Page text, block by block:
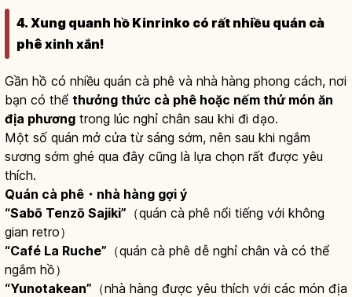
4. Xung quanh hồ Kinrinko có rất nhiều quán cà
phê xinh xắn!
Gần hồ có nhiều quán cà phê và nhà hàng phong cách, nơi
bạn có thể thưởng thức cà phê hoặc nếm thử món ăn
địa phương trong lúc nghỉ chân sau khi đi dạo.
Một số quán mở cửa từ sáng sớm, nên sau khi ngắm
sương sớm ghé qua đây cũng là lựa chọn rất được yêu
thích.
Quán cà phê・nhà hàng gợi ý
“Sabō Tenzō Sajiki” （quán cà phê nổi tiếng với không
gian retro）
“Café La Ruche” （quán cà phê dễ nghỉ chân và có thể
ngắm hồ）
“Yunotakean” （nhà hàng được yêu thích với các món địa